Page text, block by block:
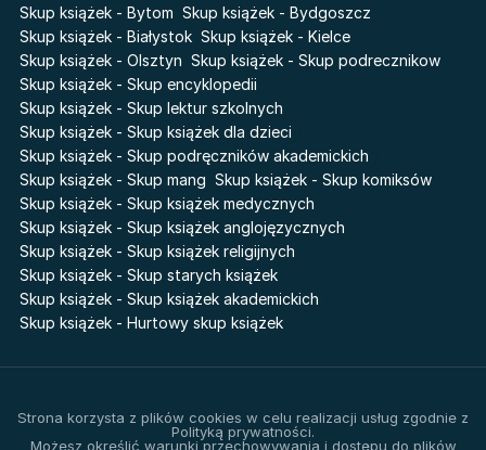
Skup książek - Bytom Skup książek - Bydgoszcz
Skup książek - Białystok Skup książek - Kielce
Skup książek - Olsztyn Skup książek - Skup podrecznikow
Skup książek - Skup encyklopedii
Skup książek - Skup lektur szkolnych
Skup książek - Skup książek dla dzieci
Skup książek - Skup podręczników akademickich
Skup książek - Skup mang Skup książek - Skup komiksów
Skup książek - Skup książek medycznych
Skup książek - Skup książek anglojęzycznych
Skup książek - Skup książek religijnych
Skup książek - Skup starych książek
Skup książek - Skup książek akademickich
Skup książek - Hurtowy skup książek
Strona korzysta z plików cookies w celu realizacji usług zgodnie z
Polityką prywatności.
Możesz określić warunki przechowywania i dostępu do plików